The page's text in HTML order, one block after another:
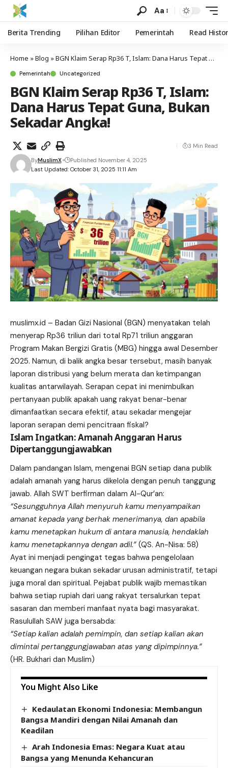
Aa
Berita Trending Pilihan Editor Pemerintah Read
Home »Blog »BGN Klaim Serap Rp36 T, Islam: Dana Harus Tepat Guna, Bukan Sekadar Angka!
Pemerintah Uncategorized
BGN Klaim Serap Rp36 T, Islam:
Dana Harus Tepat Guna, Bukan
Sekadar Angka!
Last Updated: October 31, 2025 11:11 Am
ByMuslimX Published November 4, 2025
3 Min Read
muslimx.id – Badan Gizi Nasional (BGN) menyatakan telah
menyerap Rp36 triliun dari total Rp71 triliun anggaran
Program Makan Bergizi Gratis (MBG) hingga awal Desember
2025. Namun, di balik angka besar tersebut, masih banyak
laporan distribusi yang belum merata dan ketimpangan
kualitas antarwilayah. Serapan cepat ini menimbulkan
pertanyaan publik apakah uang rakyat benar-benar
dimanfaatkan secara efektif, atau sekadar mengejar
laporan serapan demi pencitraan fiskal?
Islam Ingatkan: Amanah Anggaran Harus
Dipertanggungjawabkan
Dalam pandangan Islam, mengenai BGN setiap dana publik
adalah amanah yang harus dikelola dengan penuh tanggung
jawab. Allah SWT berfirman dalam Al-Qur’an:
“Sesungguhnya Allah menyuruh kamu menyampaikan
amanat kepada yang berhak menerimanya, dan apabila
kamu menetapkan hukum di antara manusia, hendaklah
kamu menetapkannya dengan adil.” (QS. An-Nisa: 58)
Ayat ini menjadi pengingat tegas bahwa pengelolaan
keuangan negara bukan sekadar urusan administratif, tetapi
juga moral dan spiritual. Pejabat publik wajib memastikan
bahwa setiap rupiah dari uang rakyat tersalurkan tepat
sasaran dan memberi manfaat nyata bagi masyarakat.
Rasulullah SAW juga bersabda:
“Setiap kalian adalah pemimpin, dan setiap kalian akan
dimintai pertanggungjawaban atas yang dipimpinnya.”
(HR. Bukhari dan Muslim)
You Might Also Like
Kedaulatan Ekonomi Indonesia: Membangun
Bangsa Mandiri dengan Nilai Amanah dan
Keadilan
Arah Indonesia Emas: Negara Kuat atau
Bangsa yang Menunda Kehancuran